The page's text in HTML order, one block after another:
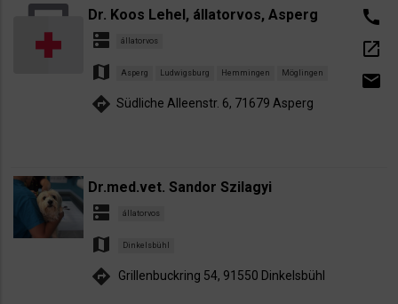
Dr. Koos Lehel, állatorvos, Asperg
dns állatorvos
map Asperg Ludwigsburg Hemmingen Möglingen
directions Südliche Alleenstr. 6, 71679 Asperg
call
open_in_new
email
Dr.med.vet. Sandor Szilagyi
dns állatorvos
map Dinkelsbühl
directions Grillenbuckring 54, 91550 Dinkelsbühl